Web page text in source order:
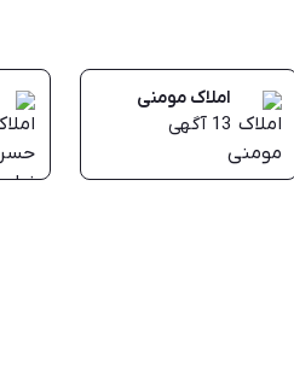
املاک مومنی
13 آگهی